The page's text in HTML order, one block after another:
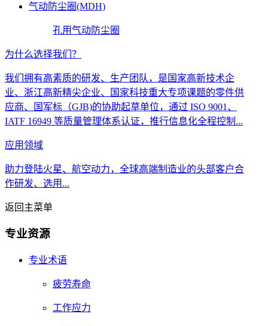
气动防尘圈(MDH)
孔用气动防尘圈
为什么选择我们？
我们拥有高素质的研发、生产团队，是国家高新技术企
业、浙江高新精尖企业、国家科技重大专项课题的零件供
应商、国军标（GJB)的协助起草单位，通过 ISO 9001、
IATF 16949 等质量管理体系认证，推行信息化全程控制...
应用领域
助力登陆火星、航空动力，全球高端制造业的头部客户合
作研发、选用...
返回主菜单
专业资源
专业术语
疲劳寿命
工作应力